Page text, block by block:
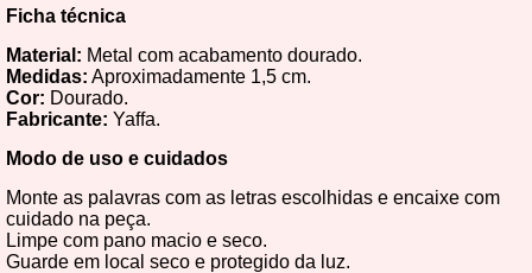
Ficha técnica
Material: Metal com acabamento dourado.
Medidas: Aproximadamente 1,5 cm.
Cor: Dourado.
Fabricante: Yaffa.
Modo de uso e cuidados
Monte as palavras com as letras escolhidas e encaixe com
cuidado na peça.
Limpe com pano macio e seco.
Guarde em local seco e protegido da luz.